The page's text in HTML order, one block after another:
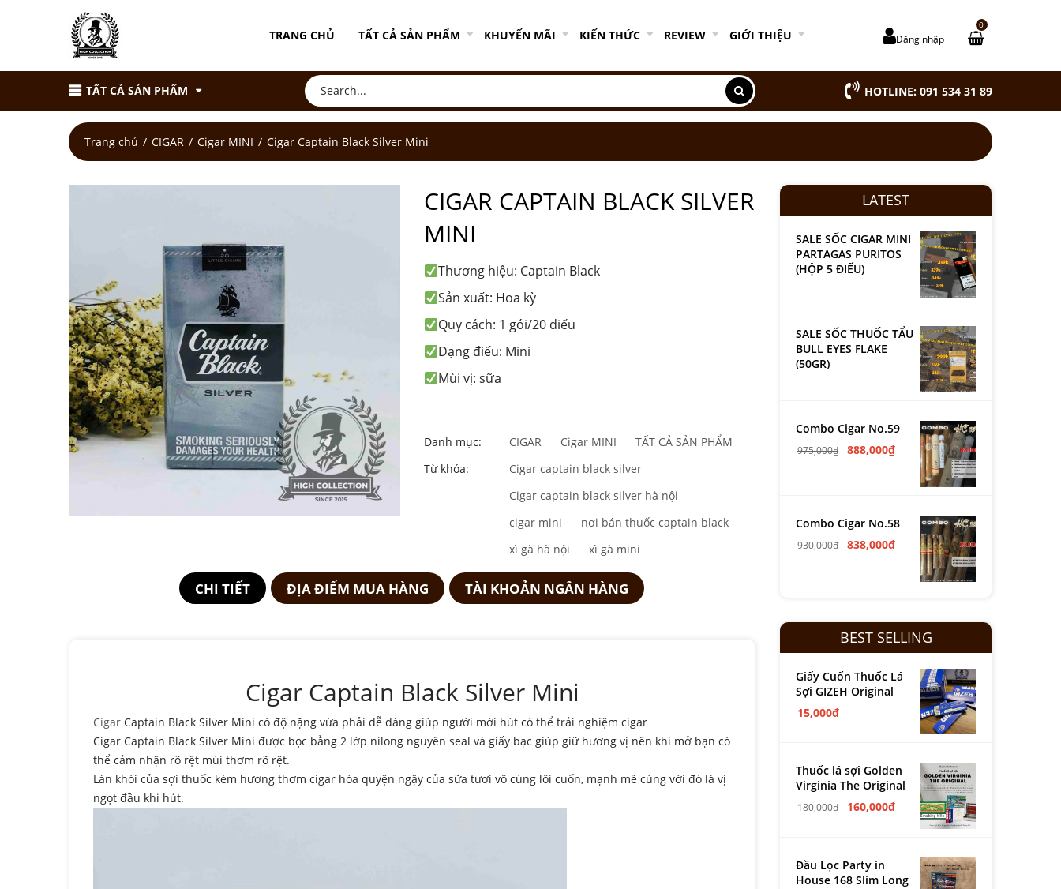
TRANG CHỦ TẤT CẢ SẢN PHẨM KHUYẾN MÃI KIẾN THỨC REVIEW GIỚI THIỆU Đăng nhập
0
TẤT CẢ SẢN PHẨM HOTLINE: 091 534 31 89
Trang chủ CIGAR Cigar MINI Cigar Captain Black Silver Mini
CIGAR CAPTAIN BLACK SILVER
MINI
Thương hiệu: Captain Black
Sản xuất: Hoa kỳ
Quy cách: 1 gói/20 điếu
Dạng điếu: Mini
Mùi vị: sữa
Danh mục: CIGAR Cigar MINI
TẤT CẢ SẢN PHẨM
Từ khóa:
Cigar captain black silver
Cigar captain black silver hà nội
cigar mini
nơi bán thuốc captain black
xì gà hà nội
xì gà mini
CHI TIẾT ĐỊA ĐIỂM MUA HÀNG TÀI KHOẢN NGÂN HÀNG
Cigar Captain Black Silver Mini
Cigar Captain Black Silver Mini có độ nặng vừa phải dễ dàng giúp người mới hút có thể trải nghiệm cigar
Cigar Captain Black Silver Mini được bọc bằng 2 lớp nilong nguyên seal và giấy bạc giúp giữ hương vị nên khi mở bạn có
thể cảm nhận rõ rệt mùi thơm rõ rệt.
Làn khói của sợi thuốc kèm hương thơm cigar hòa quyện ngậy của sữa tươi vô cùng lôi cuốn, mạnh mẽ cùng với đó là vị
ngọt đầu khi hút.
LATEST
SALE SỐC CIGAR MINI
PARTAGAS PURITOS
(HỘP 5 ĐIẾU)
SALE SỐC THUỐC TẨU
BULL EYES FLAKE
(50GR)
Combo Cigar No.59
975,000₫ 888,000₫
Combo Cigar No.58
930,000₫ 838,000₫
BEST SELLING
Giấy Cuốn Thuốc Lá
Sợi GIZEH Original
15,000₫
Thuốc lá sợi Golden
Virginia The Original
180,000₫ 160,000₫
Đầu Lọc Party in
House 168 Slim Long